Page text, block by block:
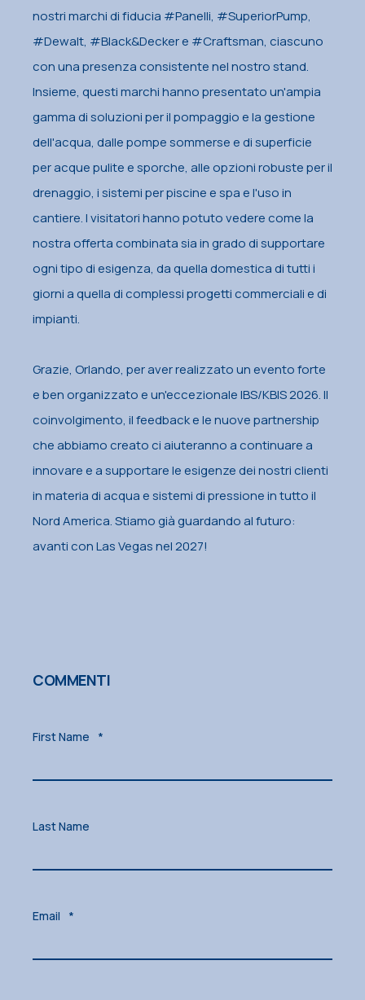
nostri marchi di fiducia #Panelli, #SuperiorPump,
#Dewalt, #Black&Decker e #Craftsman, ciascuno
con una presenza consistente nel nostro stand.
Insieme, questi marchi hanno presentato un'ampia
gamma di soluzioni per il pompaggio e la gestione
dell'acqua, dalle pompe sommerse e di superficie
per acque pulite e sporche, alle opzioni robuste per il
drenaggio, i sistemi per piscine e spa e l'uso in
cantiere. I visitatori hanno potuto vedere come la
nostra offerta combinata sia in grado di supportare
ogni tipo di esigenza, da quella domestica di tutti i
giorni a quella di complessi progetti commerciali e di
impianti.
Grazie, Orlando, per aver realizzato un evento forte
e ben organizzato e un'eccezionale IBS/KBIS 2026. Il
coinvolgimento, il feedback e le nuove partnership
che abbiamo creato ci aiuteranno a continuare a
innovare e a supportare le esigenze dei nostri clienti
in materia di acqua e sistemi di pressione in tutto il
Nord America. Stiamo già guardando al futuro:
avanti con Las Vegas nel 2027!
COMMENTI
First Name *
Last Name
Email *